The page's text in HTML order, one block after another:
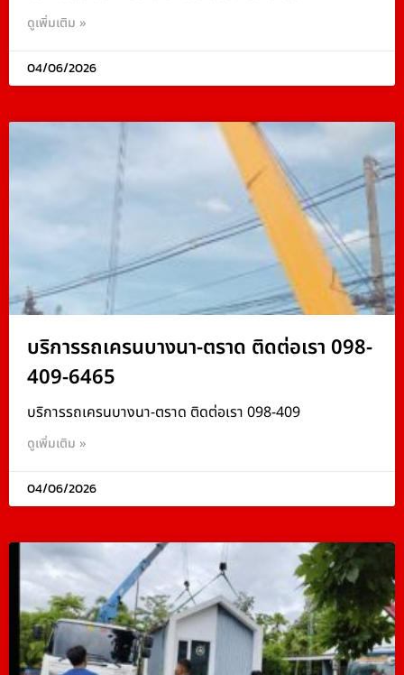
ดูเพิ่มเติม »
04/06/2026
บริการรถเครนบางนา-ตราด ติดต่อเรา 098-
409-6465
บริการรถเครนบางนา-ตราด ติดต่อเรา 098-409
ดูเพิ่มเติม »
04/06/2026